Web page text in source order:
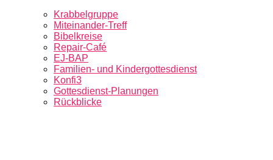
Krabbelgruppe
Miteinander-Treff
Bibelkreise
Repair-Café
EJ-BAP
Familien- und Kindergottesdienst
Konfi3
Gottesdienst-Planungen
Rückblicke